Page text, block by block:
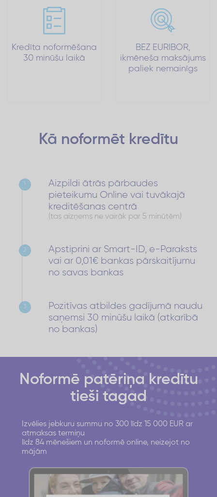
Kredīta noformēšana
30 minūšu laikā
BEZ EURIBOR,
ikmēneša maksājums
paliek nemainīgs
Kā noformēt kredītu
Aizpildi ātrās pārbaudes
pieteikumu Online vai tuvākajā
kreditēšanas centrā
(tas aizņems ne vairāk par 5 minūtēm)
2
Apstiprini ar Smart-ID, e-Paraksts
vai ar 0,01€ bankas pārskaitījumu
no savas bankas
3
Pozitīvas atbildes gadījumā naudu
saņemsi 30 minūšu laikā (atkarībā
no bankas)
Noformē patēriņa kredītu
tieši tagad
Izvēlies jebkuru summu no 300 līdz 15 000 EUR ar
atmaksas termiņu
līdz 84 mēnešiem un noformē online, neizejot no
mājām